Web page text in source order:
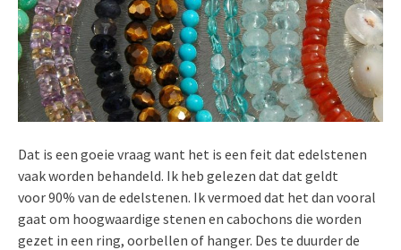
Dat is een goeie vraag want het is een feit dat edelstenen
vaak worden behandeld. Ik heb gelezen dat dat geldt
voor 90% van de edelstenen. Ik vermoed dat het dan vooral
gaat om hoogwaardige stenen en cabochons die worden
gezet in een ring, oorbellen of hanger. Des te duurder de